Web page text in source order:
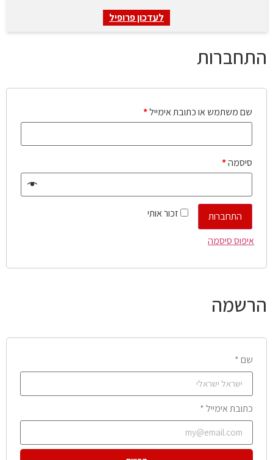
לעדכון פרופיל
התחברות
שם משתמש או כתובת אימייל*
סיסמה*
זכור אותי
התחברות
איפוס סיסמה
הרשמה
שם *
כתובת אימייל *